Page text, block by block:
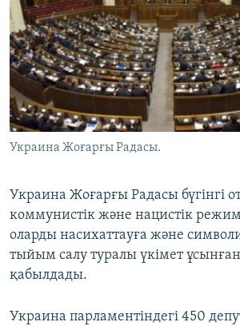
АРНАЙЫ ЖОБАЛАР
Русский
ЖАЗЫЛЫҢЫЗ
Украина Жоғарғы Радасы.
Украина Жоғарғы Радасы бүгінгі
коммунистік және нацистік
оларды насихаттауға және
тыйым салу туралы үкімет
қабылдады.
Украина парламентіндегі 450